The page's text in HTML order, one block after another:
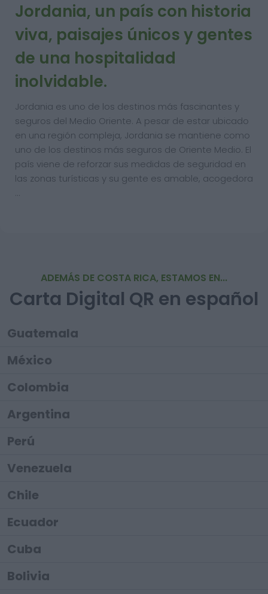
Jordania, un país con historia
viva, paisajes únicos y gentes
de una hospitalidad
inolvidable.
Jordania es uno de los destinos más fascinantes y
seguros del Medio Oriente. A pesar de estar ubicado
en una región compleja, Jordania se mantiene como
uno de los destinos más seguros de Oriente Medio. El
país viene de reforzar sus medidas de seguridad en
las zonas turísticas y su gente es amable, acogedora
…
ADEMÁS DE COSTA RICA, ESTAMOS EN...
Carta Digital QR en español
Guatemala
México
Colombia
Argentina
Perú
Venezuela
Chile
Ecuador
Cuba
Bolivia